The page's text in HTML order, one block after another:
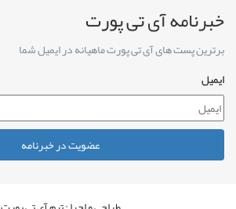
خبرنامه آی تی پورت
برترین پست های آی تی پورت ماهیانه در ایمیل شما
ایمیل
عضویت در خبرنامه